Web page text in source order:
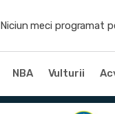
Niciun meci programat
NBA Vulturii